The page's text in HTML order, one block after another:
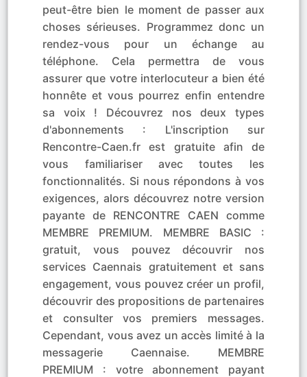
peut-être bien le moment de passer aux
choses sérieuses. Programmez donc un
rendez-vous pour un échange au
téléphone. Cela permettra de vous
assurer que votre interlocuteur a bien été
honnête et vous pourrez enfin entendre
sa voix ! Découvrez nos deux types
d'abonnements : L'inscription sur
Rencontre-Caen.fr est gratuite afin de
vous familiariser avec toutes les
fonctionnalités. Si nous répondons à vos
exigences, alors découvrez notre version
payante de RENCONTRE CAEN comme
MEMBRE PREMIUM. MEMBRE BASIC :
gratuit, vous pouvez découvrir nos
services Caennais gratuitement et sans
engagement, vous pouvez créer un profil,
découvrir des propositions de partenaires
et consulter vos premiers messages.
Cependant, vous avez un accès limité à la
messagerie Caennaise. MEMBRE
PREMIUM : votre abonnement payant